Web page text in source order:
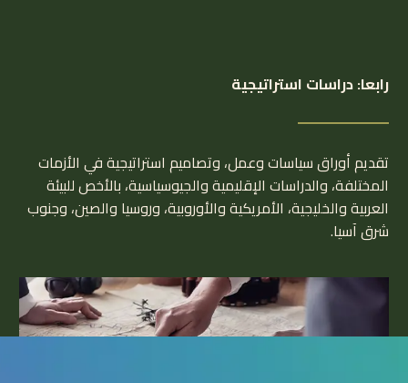
رابعا: دراسات استراتيجية
تقديم أوراق سياسات وعمل، وتصاميم استراتيجية في الأزمات
المختلفة، والدراسات الإقليمية والجيوسياسية، بالأخص للبيئة
العربية والخليجية، الأمريكية والأوروبية، وروسيا والصين، وجنوب
شرق آسيا.